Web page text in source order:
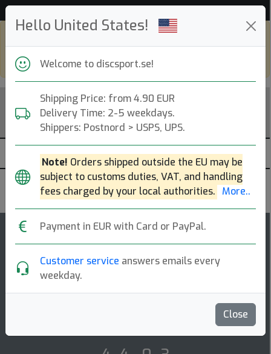
Hello United States!
Welcome to discsport.se!
Shipping Price: from 4.90 EUR
Delivery Time: 2-5 weekdays.
Shippers: Postnord > USPS, UPS.
Note! Orders shipped outside the EU may be
subject to customs duties, VAT, and handling
fees charged by your local authorities. More..
Payment in EUR with Card or PayPal.
Customer service answers emails every
weekday.
Close
go todiscsport.com
Innova
137
Roc
The number one professional mid-range disc. it is very
reliable at the high speeds that pros throw. it ages
slowly, becoming an excellent sl [...]